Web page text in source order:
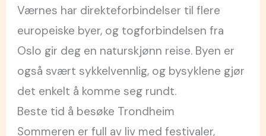
Værnes har direkteforbindelser til flere
europeiske byer, og togforbindelsen fra
Oslo gir deg en naturskjønn reise. Byen er
også svært sykkelvennlig, og bysyklene gjør
det enkelt å komme seg rundt.
Beste tid å besøke Trondheim
Sommeren er full av liv med festivaler,